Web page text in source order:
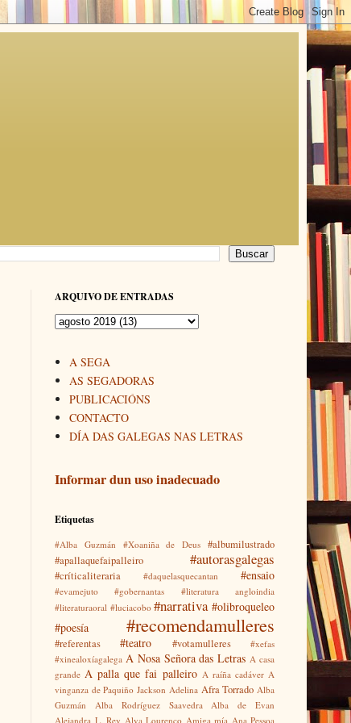
ARQUIVO DE ENTRADAS
A SEGA
AS SEGADORAS
PUBLICACIÓNS
CONTACTO
DÍA DAS GALEGAS NAS LETRAS
Informar dun uso inadecuado
Etiquetas
#Alba Guzmán #Xoaniña de Deus
#albumilustrado
#apallaquefaipalleiro
#autorasgalegas
#críticaliteraria #daquelasquecantan #ensaio
#evamejuto #gobernantas
#literatura angloindia
#literaturaoral #luciacobo #narrativa #olibroqueleo
#poesía
#recomendamulleres
#referentas #teatro #votamulleres
#xefas
#xinealoxíagalega A Nosa Señora das Letras A casa
grande A palla que fai palleiro A raíña cadáver A
vinganza de Paquiño Jackson Adelina Afra Torrado Alba
Guzmán
Alba Rodríguez Saavedra
Alba de Evan
Alejandra L. Rey Alva Lourenço Amiga mía Ana Pessoa